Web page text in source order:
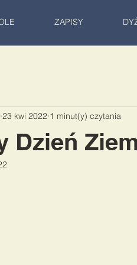
ZAPISY
Dzień
23 kwi 2022 1 minut(y) czytania